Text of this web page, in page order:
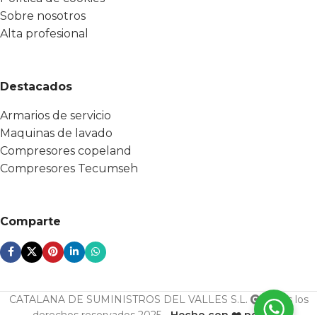
Sobre nosotros
Alta profesional
Destacados
Armarios de servicio
Maquinas de lavado
Compresores copeland
Compresores Tecumseh
Comparte
CATALANA DE SUMINISTROS DEL VALLES S.L.
Todos los